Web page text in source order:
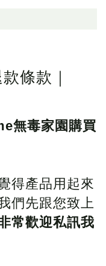
條款｜
無毒家園購買
得產品用起來
們先跟您致上
常歡迎私訊我